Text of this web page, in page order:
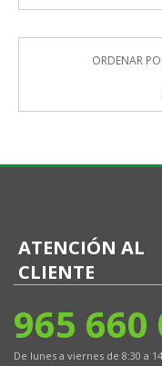
ORDENAR
ATENCIÓN AL
CLIENTE
965 660
De lunes a viernes de 8:30 a